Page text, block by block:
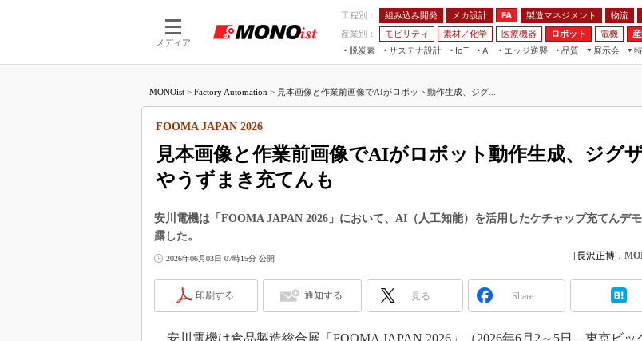
メディア
工程別： 組み込み開発 メカ設計 FA 製造マネジメント 物流
産業別：
モビリティ 素材／化学 医療機器 ロボット 電機
脱炭素
サステナ設計
IoT
つながる工場
AI
AI×設備保全
エッジ逆襲 品質
展示会
JIMTOF
IIFES
TECHNO-FRONTIER
EdgeTech+
つながるクルマ
VR／AR
フィールドサービス
組み込み画像技術
車載ソフト開発
ISO26262
無償設計ツール
FA
モビリティ
MONOist > Factory Automation > 見本画像と作業前画像でAIがロボット動作生成、ジグ...
見本画像と作業前画像でAIがロボット動作生成、ジグ
やうずまき充てんも
FOOMA JAPAN 2026
安川電機は「FOOMA JAPAN 2026」において、AI（人工知能）を活用したケチャップ充てんデ
露した。
2026年06月03日 07時15分 公開 [長沢正博 ，
印刷する 通知する 見る Share
安川電機は食品製造総合展「FOOMA JAPAN 2026」（2026年6月2～5日、東京ビッ